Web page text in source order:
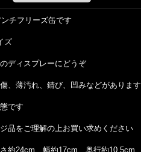
チフリーズ缶です
ズ
ディスプレーにどうぞ
、薄汚れ、錆び、凹みなどがあります
です
品をご理解の上お買い求めください
さ約24cm 幅約17cm 奥行約10.5cm